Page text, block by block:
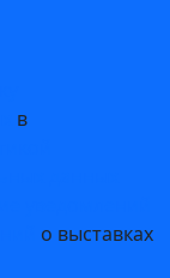
в
о выставках